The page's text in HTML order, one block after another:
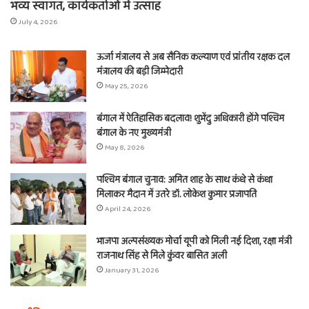
भव्य स्वागत, कार्यकर्ताओं में उत्साह
July 4, 2026
ऊर्जा मंत्रालय से अब सैनिक कल्याण एवं प्रांतीय रक्षक दल
मंत्रालय की बड़ी जिम्मेदारी
May 25, 2026
बंगाल में ऐतिहासिक बदलाव! शुभेंदु अधिकारी होंगे पश्चिम
बंगाल के नए मुख्यमंत्री
May 8, 2026
पश्चिम बंगाल चुनाव: अमित शाह के साथ कंधे से कंधा
मिलाकर मैदान में उतरे डॉ. लोकेश कुमार प्रजापति
April 24, 2026
भाजपा अल्पसंख्यक मोर्चा यूपी को मिली नई दिशा, रक्षा मंत्री
राजनाथ सिंह से मिले कुंवर बासित अली
January 31, 2026